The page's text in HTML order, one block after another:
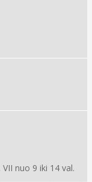
VII nuo 9 iki 14 val.